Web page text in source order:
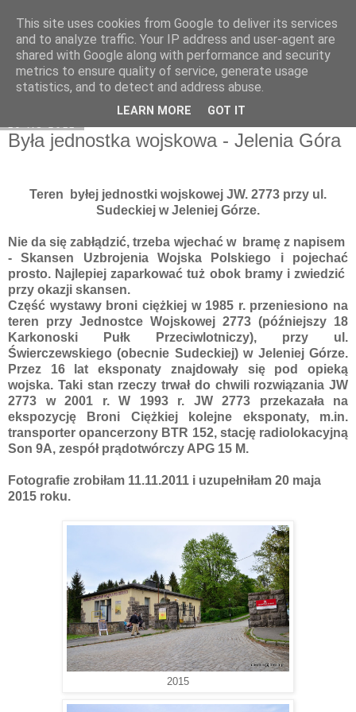
Moje miejsce
Była jednostka wojskowa - Jelenia Góra
Teren byłej jednostki wojskowej JW. 2773 przy ul.
Sudeckiej w Jeleniej Górze.
Nie da się zabłądzić, trzeba wjechać w bramę z napisem
- Skansen Uzbrojenia Wojska Polskiego i pojechać
prosto. Najlepiej zaparkować tuż obok bramy i zwiedzić
przy okazji skansen.
Część wystawy broni ciężkiej w 1985 r. przeniesiono na
teren przy Jednostce Wojskowej 2773 (późniejszy 18
Karkonoski Pułk Przeciwlotniczy), przy ul.
Świerczewskiego (obecnie Sudeckiej) w Jeleniej Górze.
Przez 16 lat eksponaty znajdowały się pod opieką
wojska. Taki stan rzeczy trwał do chwili rozwiązania JW
2773 w 2001 r. W 1993 r. JW 2773 przekazała na
ekspozycję Broni Ciężkiej kolejne eksponaty, m.in.
transporter opancerzony BTR 152, stację radiolokacyjną
Son 9A, zespół prądotwórczy APG 15 M.
Fotografie zrobiłam 11.11.2011 i uzupełniłam 20 maja
2015 roku.
2015
This site uses cookies from Google to deliver its services
and to analyze traffic. Your IP address and user-agent are
shared with Google along with performance and security
metrics to ensure quality of service, generate usage
statistics, and to detect and address abuse.
LEARN MORE GOT IT